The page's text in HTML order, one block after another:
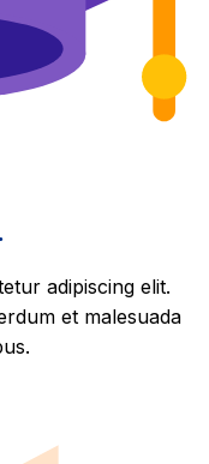
adipiscing elit.
et malesuada